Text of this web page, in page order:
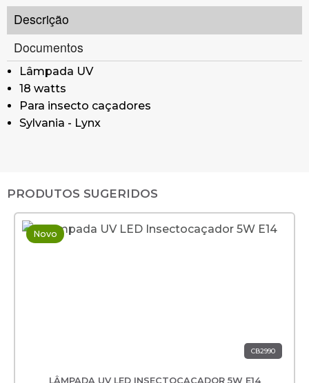
Descrição
Documentos
Lâmpada UV
18 watts
Para insecto caçadores
Sylvania - Lynx
PRODUTOS SUGERIDOS
Novo
CB2990
LÂMPADA UV LED INSECTOCAÇADOR 5W E14